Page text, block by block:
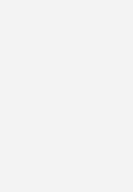
es eine steigende Tendenz, bei
stabil und bei Biomasse-Heizungen
Bei Wärmepumpen und
erwarten, dass sich das Ankommen
in den kommenden Monaten
macht.
deutlich ist: Der
noch einmal erheblich
der Juni 2023 war für die
absatzstark, es wurden rund
2024: 26 500), etwa 10 000 Öl-
und ca. 42 500 Wärmepumpen (Mai
linearisierten